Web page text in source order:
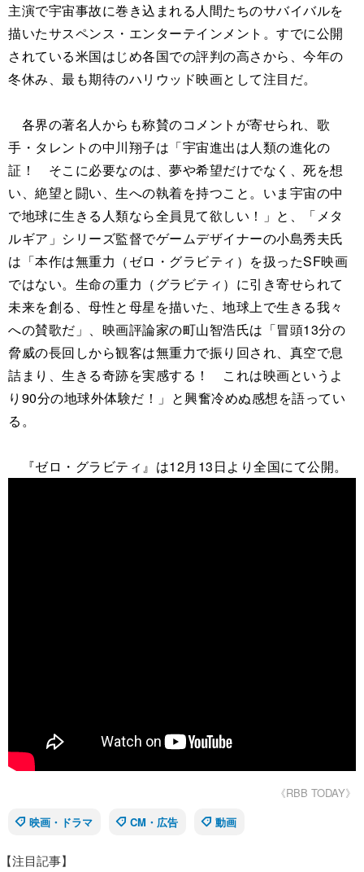
主演で宇宙事故に巻き込まれる人間たちのサバイバルを
描いたサスペンス・エンターテインメント。すでに公開
されている米国はじめ各国での評判の高さから、今年の
冬休み、最も期待のハリウッド映画として注目だ。
各界の著名人からも称賛のコメントが寄せられ、歌
手・タレントの中川翔子は「宇宙進出は人類の進化の
証！ そこに必要なのは、夢や希望だけでなく、死を想
い、絶望と闘い、生への執着を持つこと。いま宇宙の中
で地球に生きる人類なら全員見て欲しい！」と、「メタ
ルギア」シリーズ監督でゲームデザイナーの小島秀夫氏
は「本作は無重力（ゼロ・グラビティ）を扱ったSF映画
ではない。生命の重力（グラビティ）に引き寄せられて
未来を創る、母性と母星を描いた、地球上で生きる我々
への賛歌だ」、映画評論家の町山智浩氏は「冒頭13分の
脅威の長回しから観客は無重力で振り回され、真空で息
詰まり、生きる奇跡を実感する！ これは映画というよ
り90分の地球外体験だ！」と興奮冷めぬ感想を語ってい
る。
『ゼロ・グラビティ』は12月13日より全国にて公開。
《RBB TODAY》
映画・ドラマ
CM・広告 動画
【注目記事】